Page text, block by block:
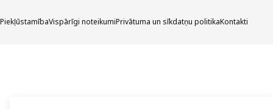
PiekļūstamībaVispārīgi noteikumiPrivātuma un sīkdatņu politikaKontakti